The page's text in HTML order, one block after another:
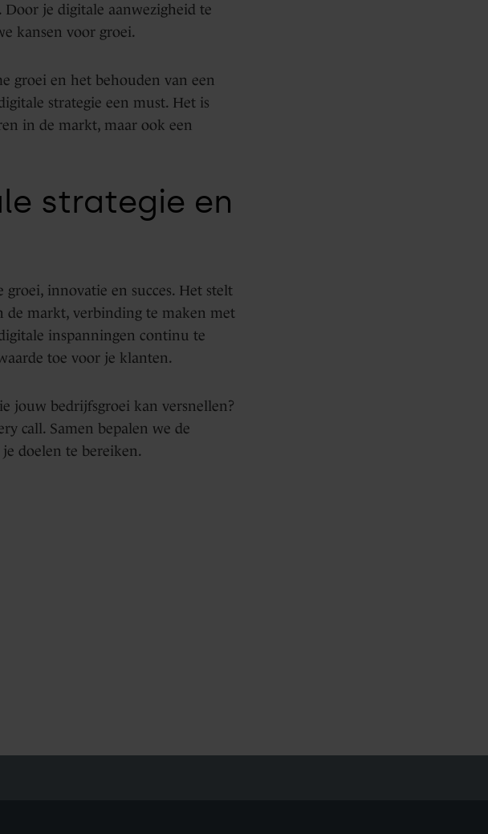
je digitale aanwezigheid te
kansen voor groei.
groei en het behouden van een
strategie een must. Het is
in de markt, maar ook een
strategie en
groei, innovatie en succes. Het stelt
de markt, verbinding te maken met
inspanningen continu te
toe voor je klanten.
jouw bedrijfsgroei kan versnellen?
call. Samen bepalen we de
doelen te bereiken.